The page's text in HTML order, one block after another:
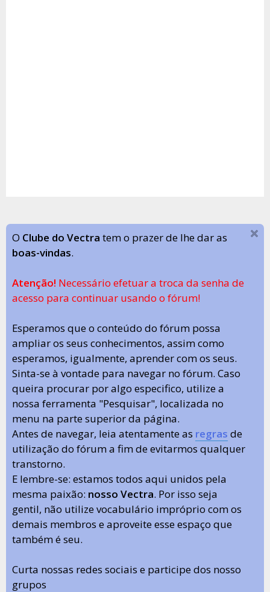
O Clube do Vectra tem o prazer de lhe dar as
boas-vindas.
Atenção! Necessário efetuar a troca da senha de
acesso para continuar usando o fórum!
Esperamos que o conteúdo do fórum possa
ampliar os seus conhecimentos, assim como
esperamos, igualmente, aprender com os seus.
Sinta-se à vontade para navegar no fórum. Caso
queira procurar por algo especifico, utilize a
nossa ferramenta "Pesquisar", localizada no
menu na parte superior da página.
Antes de navegar, leia atentamente as regras de
utilização do fórum a fim de evitarmos qualquer
transtorno.
E lembre-se: estamos todos aqui unidos pela
mesma paixão: nosso Vectra. Por isso seja
gentil, não utilize vocabulário impróprio com os
demais membros e aproveite esse espaço que
também é seu.
Curta nossas redes sociais e participe dos nosso
grupos